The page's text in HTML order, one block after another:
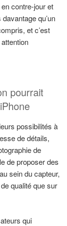
contre-jour et
qu’un
et c’est
pourrait
possibilités à
de détails,
de
de proposer des
sein du capteur,
qualité que sur
qui